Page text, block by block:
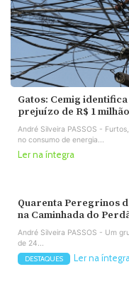
Gatos: Cemig
prejuízo de R$ 1 milhão
André Silveira PASSOS -
no consumo de energia...
Ler na íntegra
Quarenta Peregrinos
na Caminhada do
André Silveira PASSOS - Um
de 24...
DESTAQUES Ler na